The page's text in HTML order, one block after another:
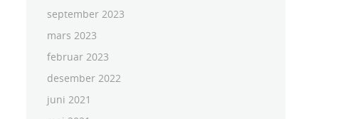
september 2023
mars 2023
februar 2023
desember 2022
juni 2021